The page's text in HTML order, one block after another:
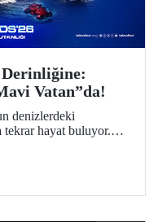
Vatan”da!
denizlerdeki
tekrar hayat buluyor.